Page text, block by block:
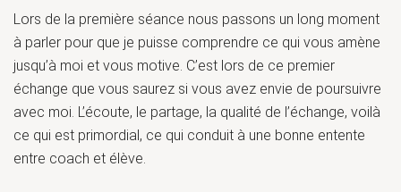
Lors de la première séance nous passons un long moment
à parler pour que je puisse comprendre ce qui vous amène
jusqu’à moi et vous motive. C’est lors de ce premier
échange que vous saurez si vous avez envie de poursuivre
avec moi. L’écoute, le partage, la qualité de l’échange, voilà
ce qui est primordial, ce qui conduit à une bonne entente
entre coach et élève.